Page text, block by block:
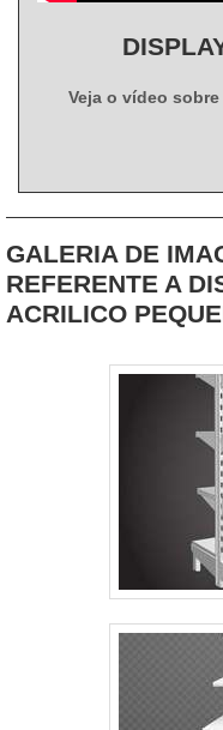
excelência de ponta a
Veja o vídeo
GALERIA DE
REFERENTE A
ACRILICO